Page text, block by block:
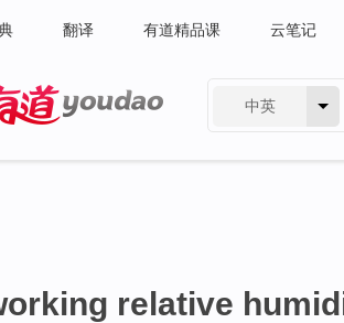
翻译 有道精品课 云笔记
中英
relative